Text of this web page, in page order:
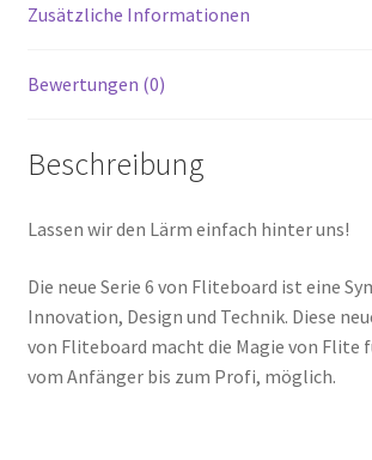
Zusätzliche Informationen
Bewertungen (0)
Beschreibung
Lassen wir den Lärm einfach hinter uns!
Die neue Serie 6 von Fliteboard ist eine
Innovation, Design und Technik. Diese
von Fliteboard macht die Magie von Flite
vom Anfänger bis zum Profi, möglich.